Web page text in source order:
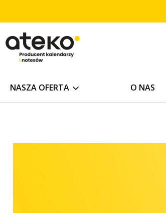
NASZA OFERTA O NAS